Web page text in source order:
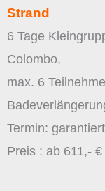
Strand
6 Tage
Colombo,
max. 6
Termin:
Preis : ab 611,- €